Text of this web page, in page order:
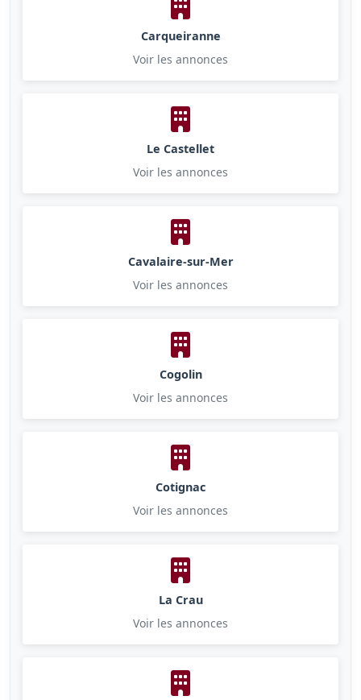
Carqueiranne
Voir les annonces
Le Castellet
Voir les annonces
Cavalaire-sur-Mer
Voir les annonces
Cogolin
Voir les annonces
Cotignac
Voir les annonces
La Crau
Voir les annonces